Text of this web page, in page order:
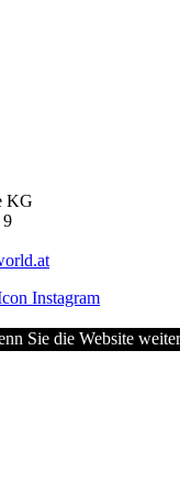
KG
9
Sie die Website